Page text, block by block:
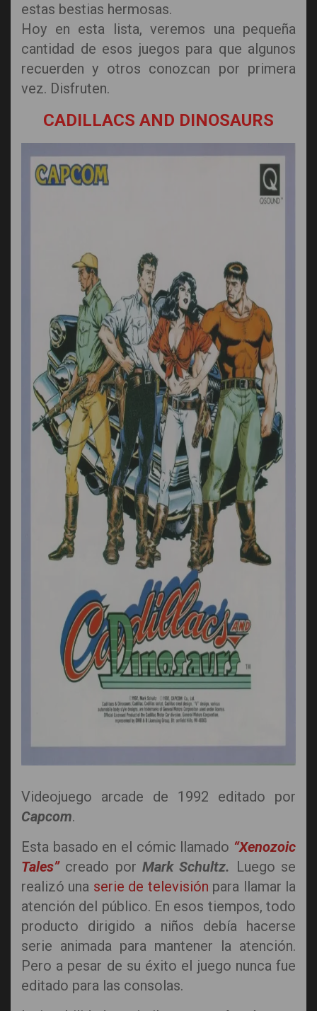
estas bestias hermosas.
Hoy en esta lista, veremos una pequeña
cantidad de esos juegos para que algunos
recuerden y otros conozcan por primera
vez. Disfruten.
CADILLACS AND DINOSAURS
Videojuego arcade de 1992 editado por
Capcom.
Esta basado en el cómic llamado “Xenozoic
Tales”creado por Mark Schultz. Luego se
realizó una serie de televisión para llamar la
atención del público. En esos tiempos, todo
producto dirigido a niños debía hacerse
serie animada para mantener la atención.
Pero a pesar de su éxito el juego nunca fue
editado para las consolas.